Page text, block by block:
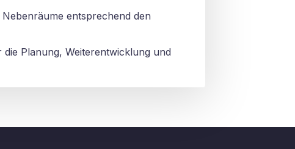
entsprechend den
Planung, Weiterentwicklung und